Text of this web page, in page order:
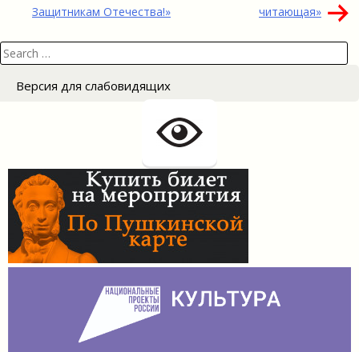
Защитникам Отечества!»
читающая»
Search
for:
Версия для слабовидящих